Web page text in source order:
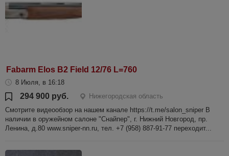
Fabarm Elos B2 Field 12/76 L=760
8 Июля, в 16:18
294 900 руб.
Нижегородская область
Смотрите видеообзор на нашем канале https://t.me/salon_sniper В
наличии в оружейном салоне "Снайпер", г. Нижний Новгород, пр.
Ленина, д.80 www.sniper-nn.ru, тел. +7 (958) 887-91-77 переходит...